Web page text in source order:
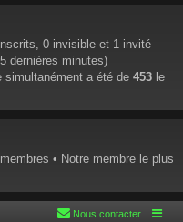
0 invisible et 1 invité
dernières minutes)
simultanément a été de 453 le
membres • Notre membre le plus
Nous contacter